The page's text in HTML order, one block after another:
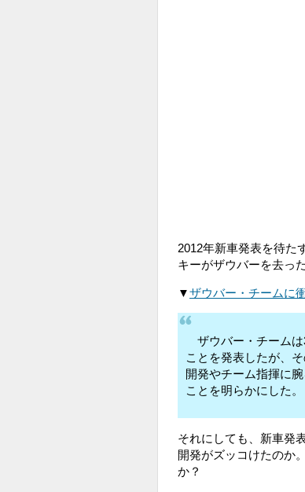
2012年新車発表を待た
キーがザウバーを去った
▼ザウバー・チームに
ザウバー・チーム
ことを発表したが、
開発やチーム指揮に
ことを明らかにした。
それにしても、新車発
開発がズッコけたのか
か？